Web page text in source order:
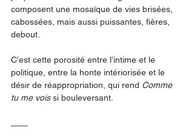
composent une mosaïque de vies brisées,
cabossées, mais aussi puissantes, fières,
debout.
C’est cette porosité entre l’intime et le
politique, entre la honte intériorisée et le
désir de réappropriation, qui rend Comme
tu me vois si bouleversant.